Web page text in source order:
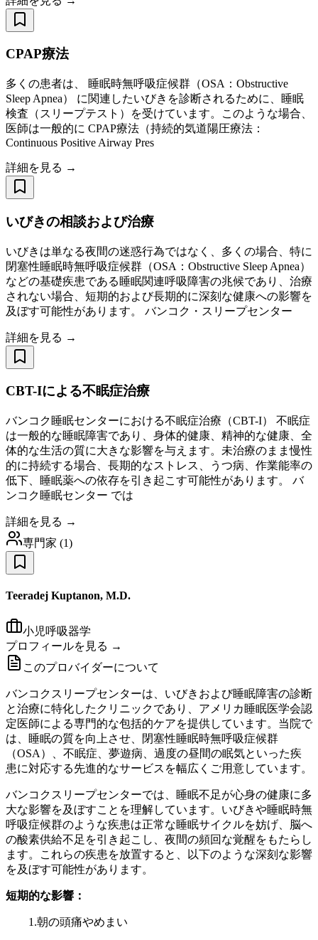
CPAP療法
多くの患者は、 睡眠時無呼吸症候群（OSA：Obstructive
Sleep Apnea） に関連したいびきを診断されるために、睡眠
検査（スリープテスト）を受けています。このような場合、
医師は一般的に CPAP療法（持続的気道陽圧療法：
Continuous Positive Airway Pres
詳細を見る →
いびきの相談および治療
いびきは単なる夜間の迷惑行為ではなく、多くの場合、特に
閉塞性睡眠時無呼吸症候群（OSA：Obstructive Sleep Apnea）
などの基礎疾患である睡眠関連呼吸障害の兆候であり、治療
されない場合、短期的および長期的に深刻な健康への影響を
及ぼす可能性があります。 バンコク・スリープセンター
詳細を見る →
CBT-Iによる不眠症治療
バンコク睡眠センターにおける不眠症治療（CBT-I） 不眠症
は一般的な睡眠障害であり、身体的健康、精神的な健康、全
体的な生活の質に大きな影響を与えます。未治療のまま慢性
的に持続する場合、長期的なストレス、うつ病、作業能率の
低下、睡眠薬への依存を引き起こす可能性があります。 バ
ンコク睡眠センター では
詳細を見る →
専門家 (1)
Teeradej Kuptanon, M.D.
小児呼吸器学
プロフィールを見る →
このプロバイダーについて
バンコクスリープセンターは、いびきおよび睡眠障害の診断
と治療に特化したクリニックであり、アメリカ睡眠医学会認
定医師による専門的な包括的ケアを提供しています。当院で
は、睡眠の質を向上させ、閉塞性睡眠時無呼吸症候群
（OSA）、不眠症、夢遊病、過度の昼間の眠気といった疾
患に対応する先進的なサービスを幅広くご用意しています。
バンコクスリープセンターでは、睡眠不足が心身の健康に多
大な影響を及ぼすことを理解しています。いびきや睡眠時無
呼吸症候群のような疾患は正常な睡眠サイクルを妨げ、脳へ
の酸素供給不足を引き起こし、夜間の頻回な覚醒をもたらし
ます。これらの疾患を放置すると、以下のような深刻な影響
を及ぼす可能性があります。
短期的な影響：
1.朝の頭痛やめまい